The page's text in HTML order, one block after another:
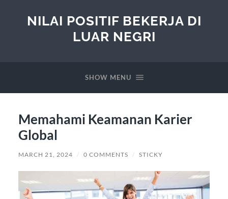
NILAI POSITIF BEKERJA DI
LUAR NEGRI
SHOW MENU
Memahami Keamanan Karier
Global
MARCH 21, 2024 / 0 COMMENTS / STICKY